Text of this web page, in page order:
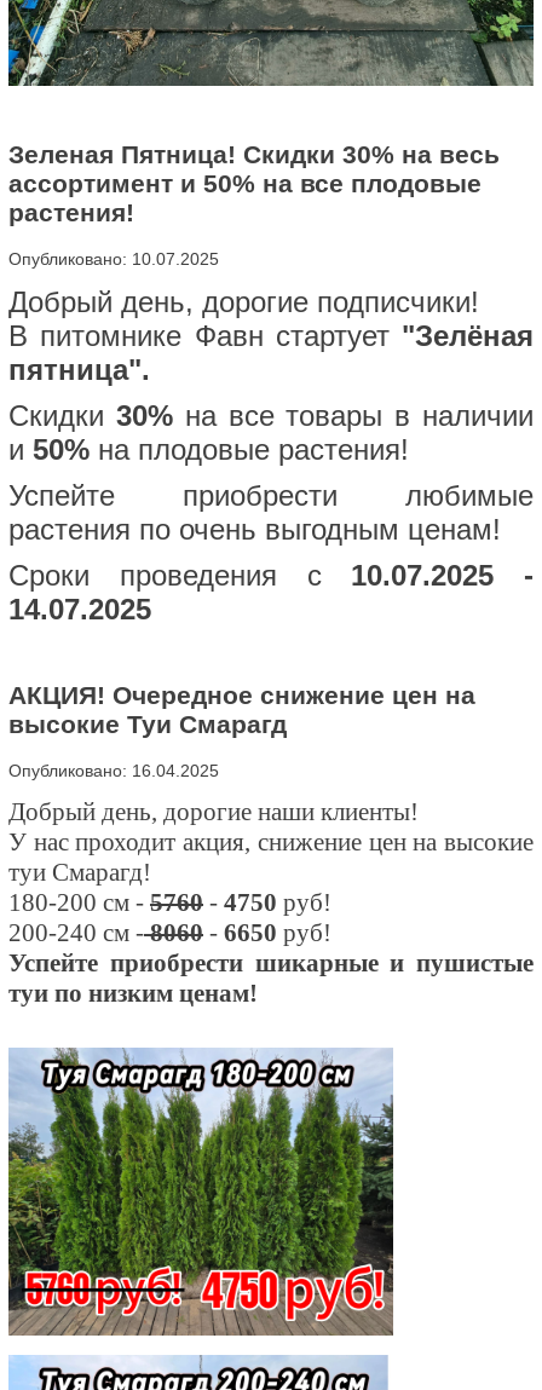
Зеленая Пятница! Скидки 30% на весь
ассортимент и 50% на все плодовые
растения!
Опубликовано: 10.07.2025
Добрый день, дорогие подписчики!
В питомнике Фавн стартует "Зелёная
пятница".
Скидки 30%на все товары в наличии
и 50% на плодовые растения!
Успейте приобрести любимые
растения по очень выгодным ценам!
Сроки проведения с 10.07.2025 -
14.07.2025
АКЦИЯ! Очередное снижение цен на
высокие Туи Смарагд
Опубликовано: 16.04.2025
Добрый день, дорогие наши клиенты!
У нас проходит акция, снижение цен на высокие
туи Смарагд!
180-200 см - 5760 - 4750 руб!
200-240 см -8060 - 6650 руб!
Успейте приобрести шикарные и пушистые
туи по низким ценам!